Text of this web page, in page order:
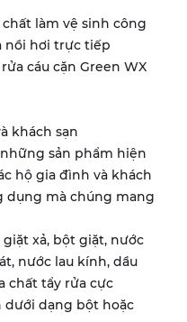
làm vệ sinh công
nồi hơi trực tiếp
cáu cặn Green WX
khách sạn
sản phẩm hiện
hộ gia đình và khách
dụng mà chúng mang
xả, bột giặt, nước
nước lau kính, dầu
chất tẩy rửa cực
dưới dạng bột hoặc